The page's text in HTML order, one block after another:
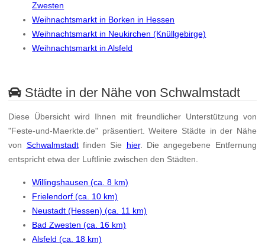
Zwesten
Weihnachtsmarkt in Borken in Hessen
Weihnachtsmarkt in Neukirchen (Knüllgebirge)
Weihnachtsmarkt in Alsfeld
Städte in der Nähe von Schwalmstadt
Diese Übersicht wird Ihnen mit freundlicher Unterstützung von
"Feste-und-Maerkte.de" präsentiert. Weitere Städte in der Nähe
von Schwalmstadtfinden Sie hier. Die angegebene Entfernung
entspricht etwa der Luftlinie zwischen den Städten.
Willingshausen (ca. 8 km)
Frielendorf (ca. 10 km)
Neustadt (Hessen) (ca. 11 km)
Bad Zwesten (ca. 16 km)
Alsfeld (ca. 18 km)